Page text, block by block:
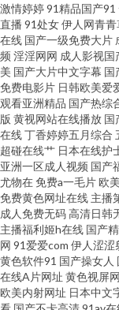
洲国产黄色网 欧美喉
香蕉视频污下载 最新
影院 豆花视频导航 福
香蕉五月天婷婷 91超
美在线撸视频 亚洲视频
人人草人人干 极品韩
码福利社 wwwcn色 偷
偷拍免费观看 熟妇
激情婷婷91精品国产91
直播 91处女伊人网青青
在线 国产一级免费大片
频 淫淫网网 成人影视国
美 国产大片中文字幕 国
免费电影片 日韩欧美爱
观看亚洲精品 国产热综
版 黄视网站在线播放 国
在线丁香婷婷五月综合
超碰在线艹 日本在线护
亚洲一区成人视频 国产
尤物在免费a一毛片欧
免费黄色网址在线 主播
成人免费无码高清日韩
主播福利姬h在线 国产
网 91爱爱com 伊人涩涩
黄色软件91 国产操女人
在线A片网址 黄色视屏
欧美内射网址 日本中文